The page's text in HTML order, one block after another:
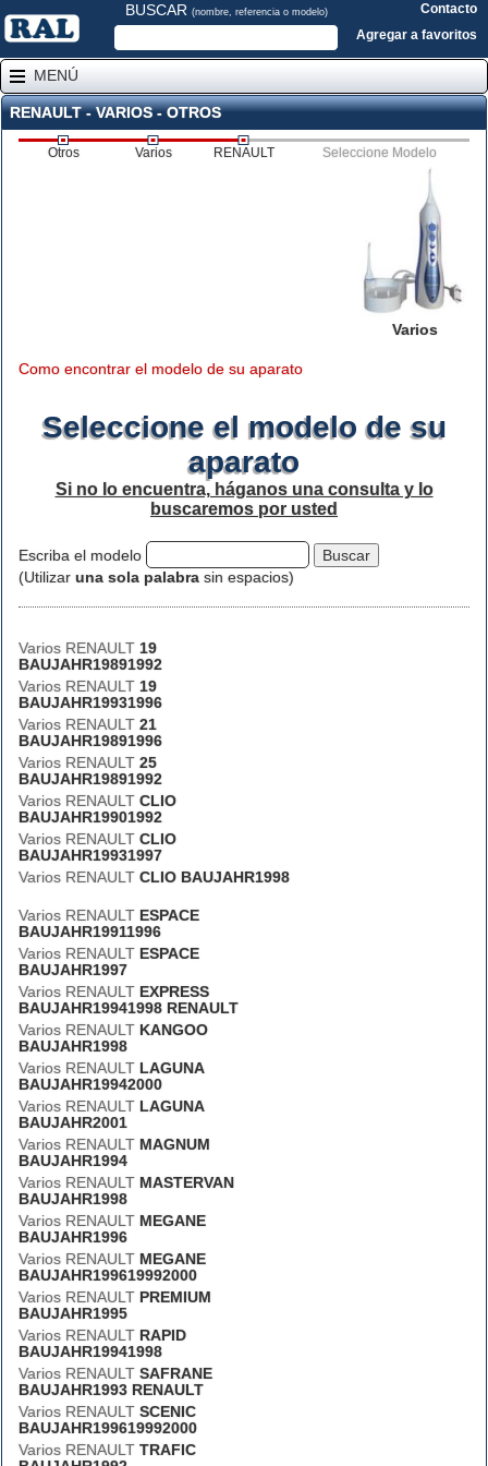
BUSCAR (nombre, referencia o modelo)
Contacto
Agregar a favoritos
MENÚ
RENAULT - VARIOS - OTROS
Otros Varios RENAULT Seleccione Modelo
Varios
Como encontrar el modelo de su aparato
Seleccione el modelo de su
aparato
Si no lo encuentra, háganos una consulta y lo
buscaremos por usted
Escriba el modelo
(Utilizar una sola palabra sin espacios)
Varios RENAULT 19
BAUJAHR19891992
Varios RENAULT 19
BAUJAHR19931996
Varios RENAULT 21
BAUJAHR19891996
Varios RENAULT 25
BAUJAHR19891992
Varios RENAULT CLIO
BAUJAHR19901992
Varios RENAULT CLIO
BAUJAHR19931997
Varios RENAULT CLIO BAUJAHR1998
Varios RENAULT ESPACE
BAUJAHR19911996
Varios RENAULT ESPACE
BAUJAHR1997
Varios RENAULT EXPRESS
BAUJAHR19941998 RENAULT
Varios RENAULT KANGOO
BAUJAHR1998
Varios RENAULT LAGUNA
BAUJAHR19942000
Varios RENAULT LAGUNA
BAUJAHR2001
Varios RENAULT MAGNUM
BAUJAHR1994
Varios RENAULT MASTERVAN
BAUJAHR1998
Varios RENAULT MEGANE
BAUJAHR1996
Varios RENAULT MEGANE
BAUJAHR199619992000
Varios RENAULT PREMIUM
BAUJAHR1995
Varios RENAULT RAPID
BAUJAHR19941998
Varios RENAULT SAFRANE
BAUJAHR1993 RENAULT
Varios RENAULT SCENIC
BAUJAHR199619992000
Varios RENAULT TRAFIC